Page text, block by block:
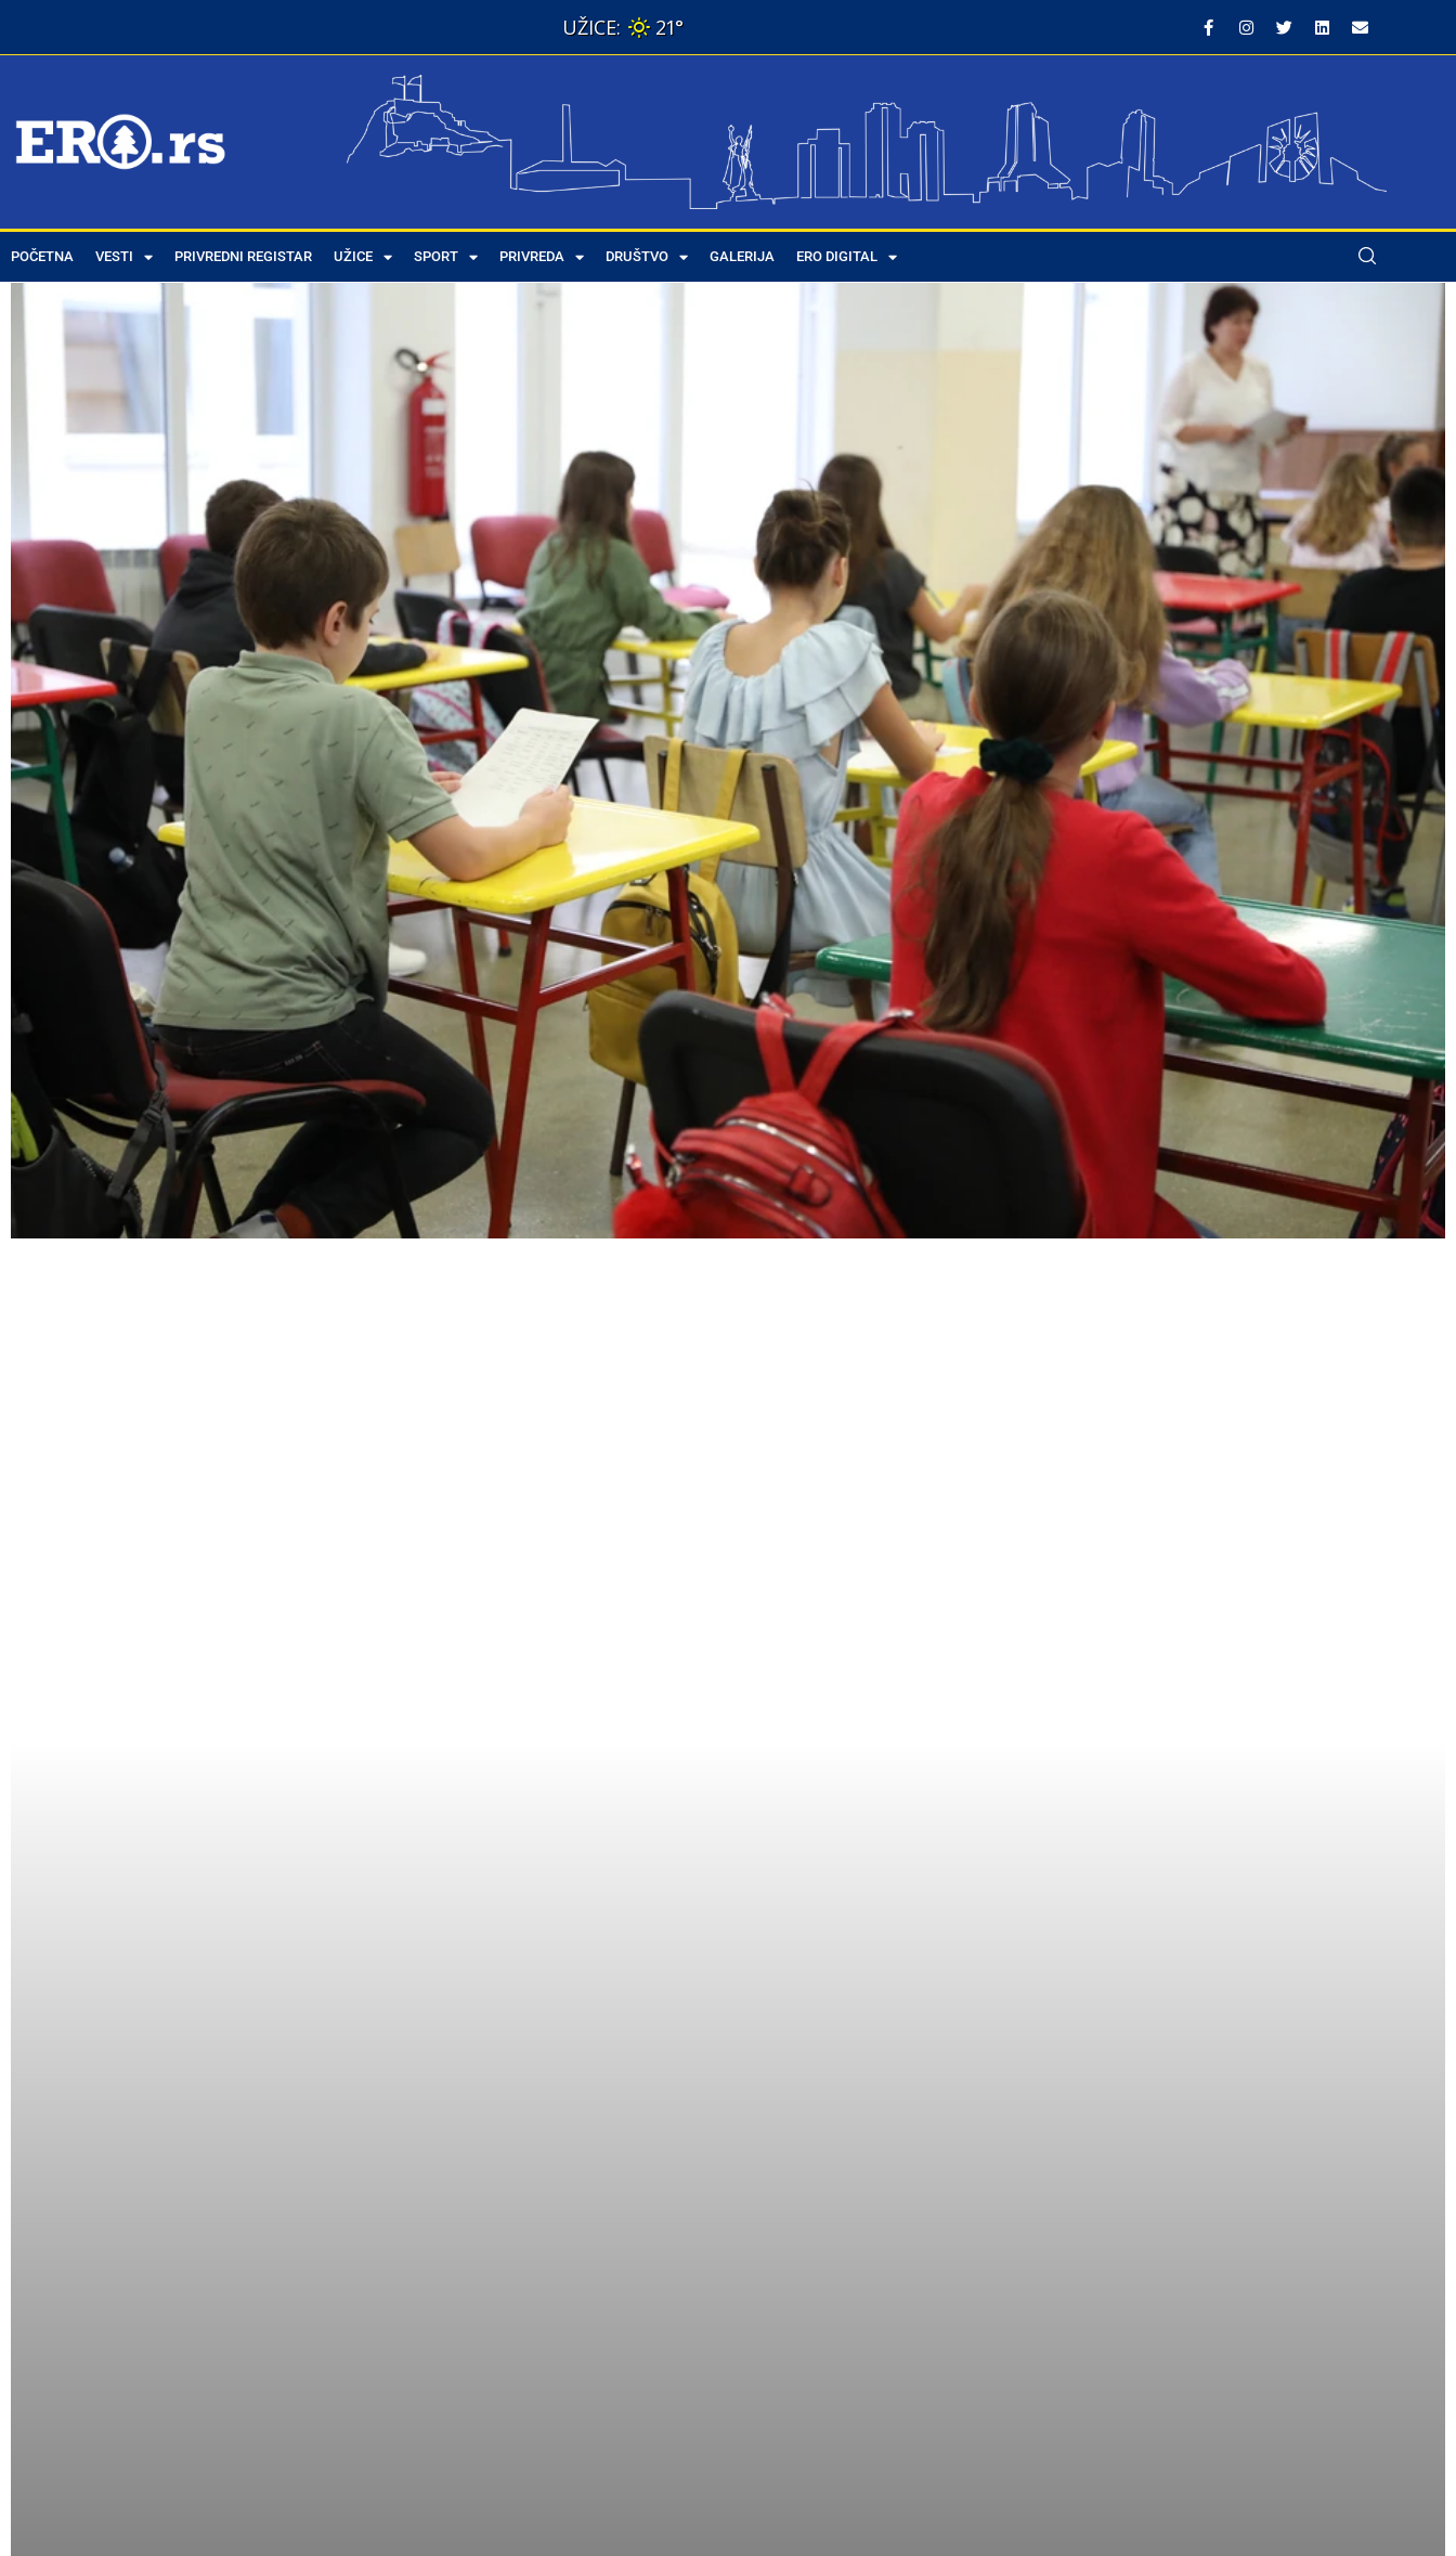
21°
POČETNA VESTI PRIVREDNI REGISTAR UŽICE SPORT PRIVREDA DRUŠTVO GALERIJA ERO DIGITAL